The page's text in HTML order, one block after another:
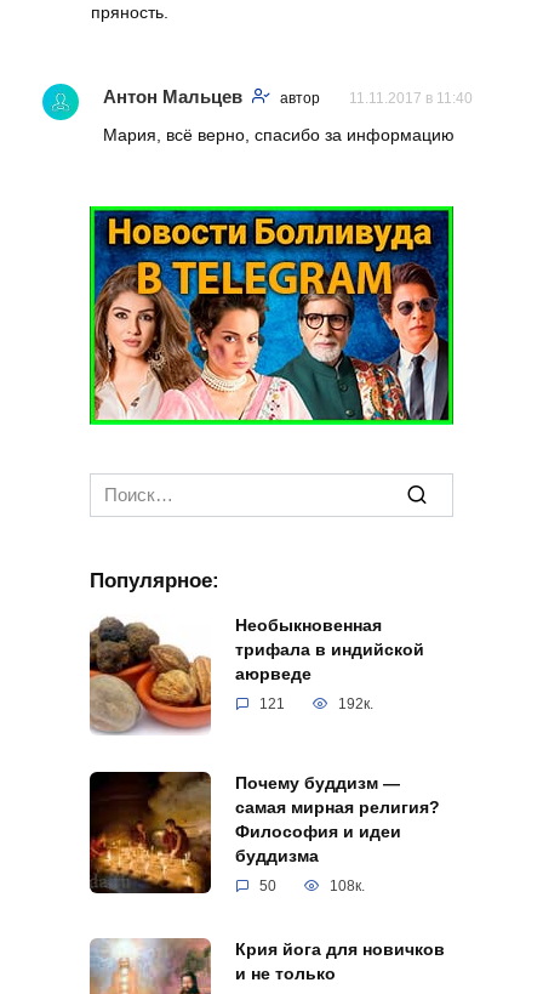
пряность.
Антон Мальцев автор 11.11.2017 в 11:40
Мария, всё верно, спасибо за информацию
Search
for:
Популярное:
Необыкновенная
трифала в индийской
аюрведе
121 192к.
Почему буддизм —
самая мирная религия?
Философия и идеи
буддизма
50 108к.
Крия йога для новичков
и не только